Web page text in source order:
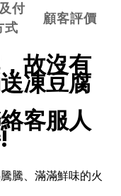
付
式
顧客評價
故沒有
凍豆腐
客服人
騰、滿滿鮮味的火